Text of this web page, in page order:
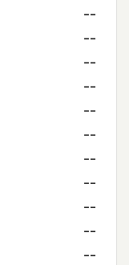
--
--
--
--
--
--
--
--
--
--
--